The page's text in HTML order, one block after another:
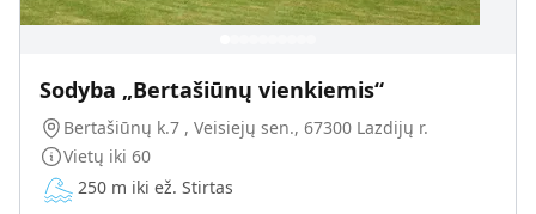
Sodyba „Bertašiūnų vienkiemis“
Bertašiūnų k.7 , Veisiejų sen., 67300 Lazdijų r.
Vietų iki 60
250 m iki ež. Stirtas